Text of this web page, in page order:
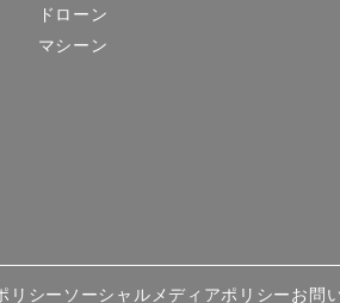
ドローン
マシーン
リシー ソーシャルメディアポリシーお問